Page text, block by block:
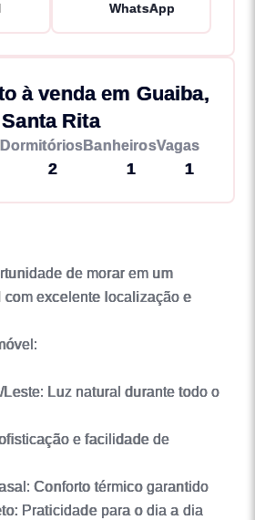
WhatsApp
à venda em Guaiba,
Santa Rita
Dormitórios
2
Banheiros
1
Vagas
1
de morar em um
excelente localização e
Luz natural durante todo o
e facilidade de
Conforto térmico garantido
Praticidade para o dia a dia